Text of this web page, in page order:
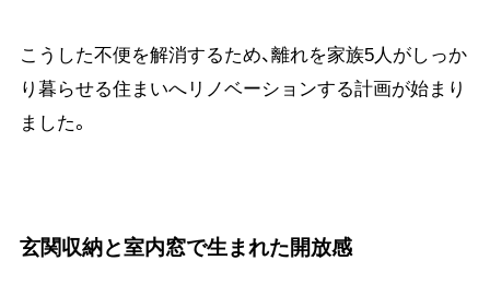
こうした不便を解消するため、離れを家族5人がしっか
り暮らせる住まいへリノベーションする計画が始まり
ました。
玄関収納と室内窓で生まれた開放感